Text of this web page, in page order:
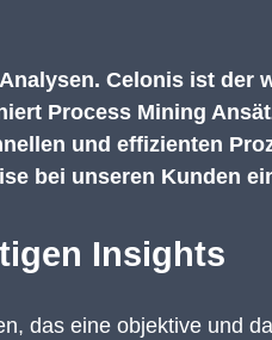
Celonis ist der
Process Mining
und effizienten
bei unseren Kunden
Insights
das eine objektive und